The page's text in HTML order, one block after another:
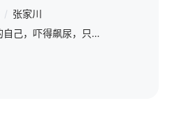
/ 张家川
魔镜里看见10年后人彘的自己，吓得飙尿，只能拼命改变结局……新科状元萧宴礼如约向长乐郡主苏瑾然提亲这天，苏瑾然在镜子中看到成婚十年后的悲惨结局，决定改变命运。她识破了丫鬟霜凝与萧宴礼的阴谋，携手宁王世